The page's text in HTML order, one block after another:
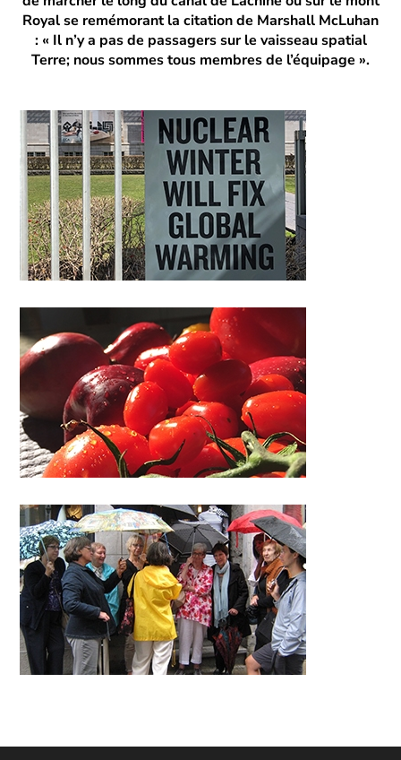
Royal se remémorant la citation de Marshall McLuhan
: « Il n’y a pas de passagers sur le vaisseau spatial
Terre; nous sommes tous membres de l’équipage ».